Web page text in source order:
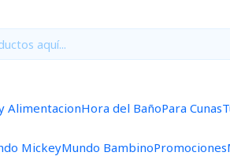
AlimentacionHora del BañoPara Cunas
MickeyMundo BambinoPromociones